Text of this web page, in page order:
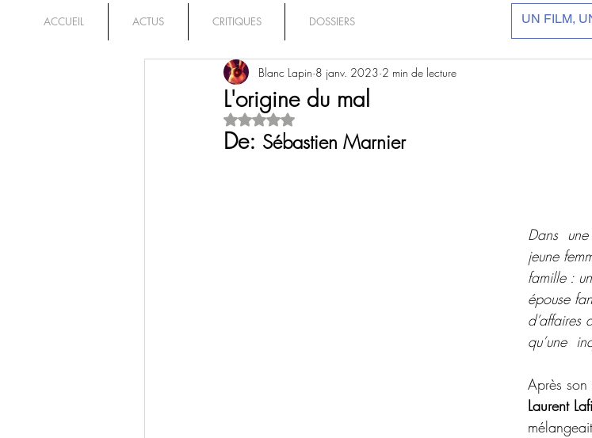
ACCUEIL ACTUS CRITIQUES DOSSIERS
L'origine du mal
Blanc Lapin 8 janv. 2023 2 min de lecture
Noté NaN étoiles sur 5.
De: Sébastien Marnier
Dans
jeune
famille :
épouse
d’affaires
qu’une
Après son
Laurent